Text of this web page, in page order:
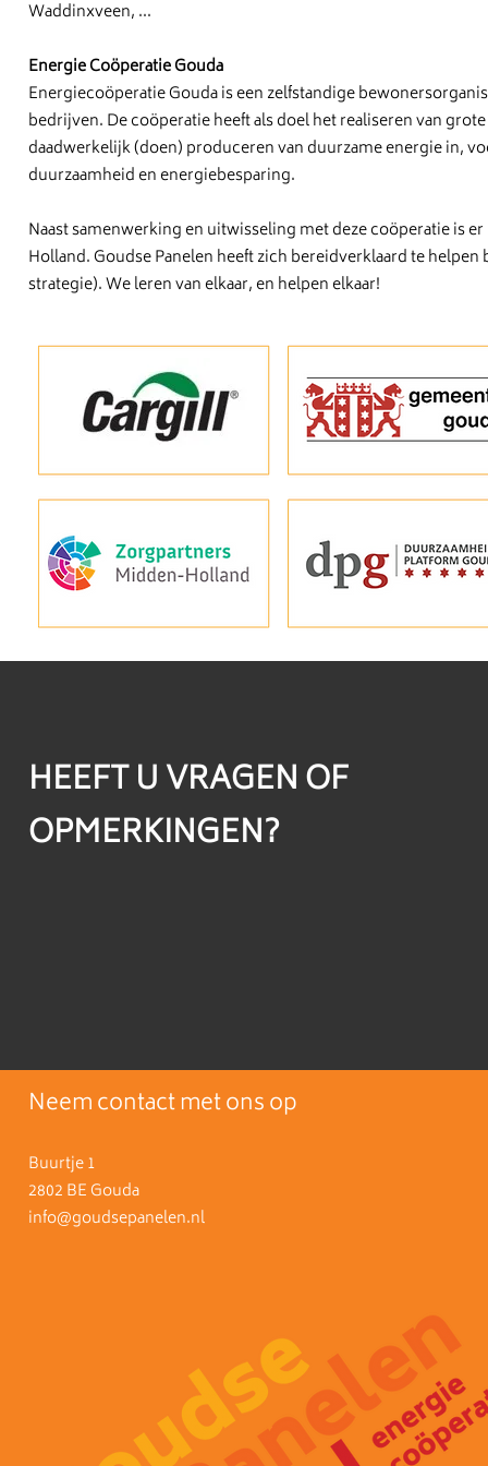
Waddinxveen, ...
Energie Coöperatie Gouda
Energiecoöperatie Gouda is een zelfstandige
bedrijven. De coöperatie heeft als doel het realiseren van
daadwerkelijk (doen) produceren van duurzame energie in,
duurzaamheid en energiebesparing.
Naast samenwerking en uitwisseling met deze coöperatie is
Holland. Goudse Panelen heeft zich bereidverklaard te
strategie). We leren van elkaar, en helpen elkaar!
HEEFT U VRAGEN OF
OPMERKINGEN?
Neem contact met ons op
Buurtje 1
2802 BE Gouda
info@goudsepanelen.nl